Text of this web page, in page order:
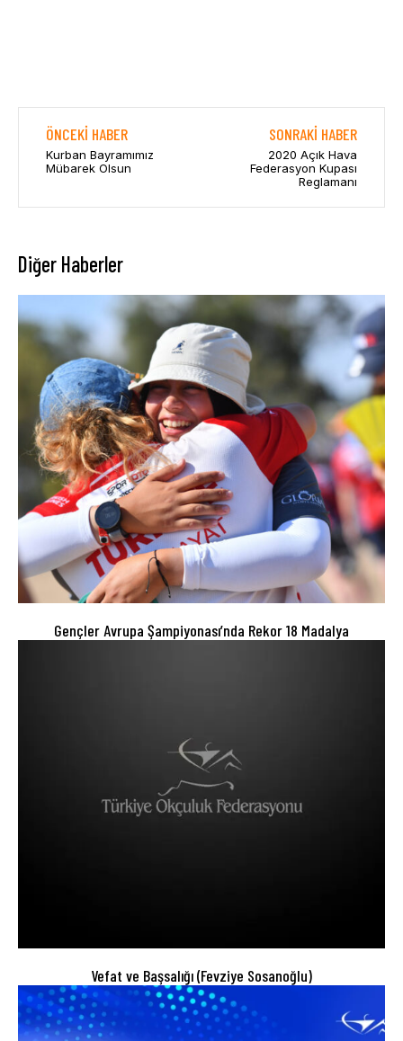
ÖNCEKI HABER
Kurban Bayramımız
Mübarek Olsun
SONRAKI HABER
2020 Açık Hava
Federasyon Kupası
Reglamanı
Diğer Haberler
Gençler Avrupa Şampiyonası’nda Rekor 18 Madalya
Vefat ve Başsalığı (Fevziye Sosanoğlu)